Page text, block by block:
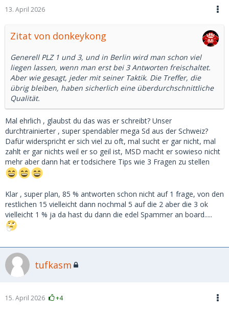
13. April 2026
Zitat von donkeykong
Generell PLZ 1 und 3, und in Berlin wird man schon viel
liegen lassen, wenn man erst bei 3 Antworten freischaltet.
Aber wie gesagt, jeder mit seiner Taktik. Die Treffer, die
übrig bleiben, haben sicherlich eine überdurchschnittliche
Qualität.
Mal ehrlich , glaubst du das was er schreibt? Unser
durchtrainierter , super spendabler mega Sd aus der Schweiz?
Dafür widerspricht er sich viel zu oft, mal sucht er gar nicht, mal
zahlt er gar nichts weil er so geil ist, MSD macht er sowieso nicht
mehr aber dann hat er todsichere Tips wie 3 Fragen zu stellen
Klar , super plan, 85 % antworten schon nicht auf 1 frage, von den
restlichen 15 vielleicht dann nochmal 5 auf die 2 aber die 3 ok
vielleicht 1 % ja da hast du dann die edel Spammer an board.....
tufkasm
15. April 2026 +4